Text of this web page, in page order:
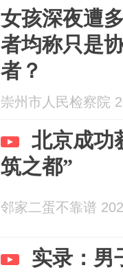
女孩深夜遭
者均称只是
者？
崇州市人民检察院
北京成功
筑之都”
邻家二蛋不靠谱
实录：男